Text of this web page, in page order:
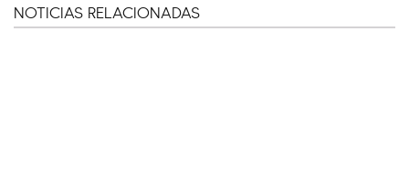
NOTICIAS RELACIONADAS